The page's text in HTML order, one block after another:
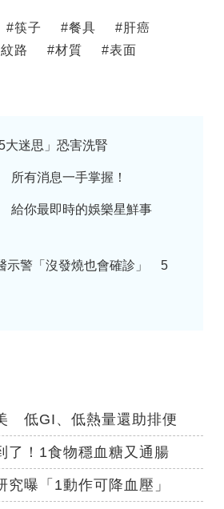
#筷子 #餐具 #肝癌
紋路 #材質 #表面
大迷思」恐害洗腎
有消息一手掌握！
給你最即時的娛樂星鮮事
示警「沒發燒也會確診」 5
低GI、低熱量還助排便
了！1食物穩血糖又通腸
究曝「1動作可降血壓」